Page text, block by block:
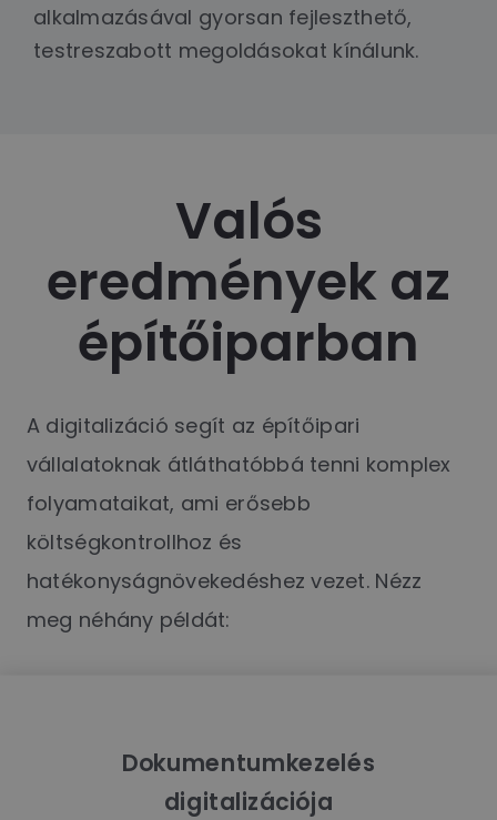
alkalmazásával gyorsan fejleszthető,
testreszabott megoldásokat kínálunk.
Valós
eredmények az
építőiparban
A digitalizáció segít az építőipari
vállalatoknak átláthatóbbá tenni komplex
folyamataikat, ami erősebb
költségkontrollhoz és
hatékonyságnövekedéshez vezet. Nézz
meg néhány példát:
Dokumentumkezelés
digitalizációja